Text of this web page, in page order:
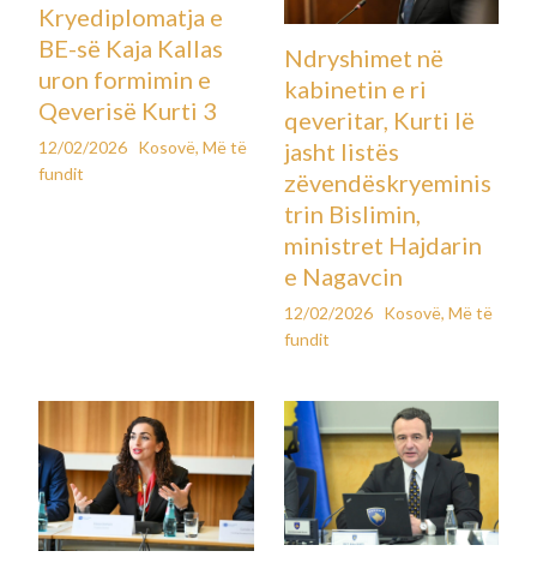
Kryediplomatja e
BE-së Kaja Kallas
uron formimin e
Qeverisë Kurti 3
12/02/2026 Kosovë,Më të
fundit
Ndryshimet në
kabinetin e ri
qeveritar, Kurti lë
jasht listës
zëvendëskryeminis
trin Bislimin,
ministret Hajdarin
e Nagavcin
12/02/2026 Kosovë, Më të
fundit